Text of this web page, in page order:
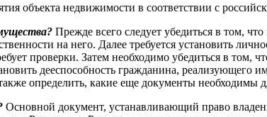
объекта недвижимости в соответствии с
Прежде всего следует убедиться в том,
на него. Далее требуется установить
проверки. Затем необходимо убедиться в том,
дееспособность гражданина,
определить, какие еще документы необходимы
Основной документ, устанавливающий право